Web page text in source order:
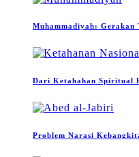
Muhammadiyah: Gerakan
Dari Ketahahan Spiritual
Problem Narasi